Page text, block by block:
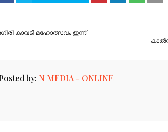
കാവടി മഹോത്സവം ഇന്ന്
by: N MEDIA - ONLINE